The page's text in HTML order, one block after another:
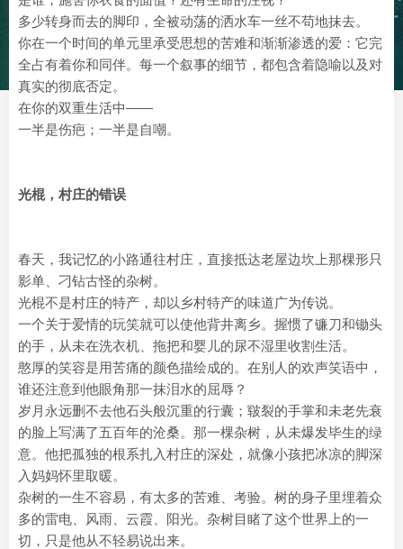
多少转身而去的脚印，全被动荡的洒水车一丝不苟地抹去。
你在一个时间的单元里承受思想的苦难和渐渐渗透的爱：它完
全占有着你和同伴。每一个叙事的细节，都包含着隐喻以及对
真实的彻底否定。
在你的双重生活中——
一半是伤疤；一半是自嘲。
光棍，村庄的错误
春天，我记忆的小路通往村庄，直接抵达老屋边坎上那棵形只
影单、刁钻古怪的杂树。
光棍不是村庄的特产，却以乡村特产的味道广为传说。
一个关于爱情的玩笑就可以使他背井离乡。握惯了镰刀和锄头
的手，从未在洗衣机、拖把和婴儿的尿不湿里收割生活。
憨厚的笑容是用苦痛的颜色描绘成的。在别人的欢声笑语中，
谁还注意到他眼角那一抹泪水的屈辱？
岁月永远删不去他石头般沉重的行囊；皲裂的手掌和未老先衰
的脸上写满了五百年的沧桑。那一棵杂树，从未爆发毕生的绿
意。他把孤独的根系扎入村庄的深处，就像小孩把冰凉的脚深
入妈妈怀里取暖。
杂树的一生不容易，有太多的苦难、考验。树的身子里埋着众
多的雷电、风雨、云霞、阳光。杂树目睹了这个世界上的一
切，只是他从不轻易说出来。